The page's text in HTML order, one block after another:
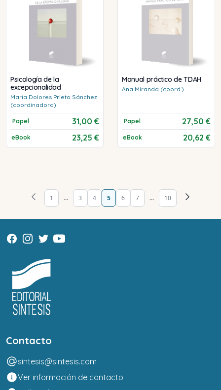
Psicología de la
excepcionalidad
María Dolores Prieto Sánchez
(coordinadora)
Papel 31,00 €
eBook 23,25 €
Manual práctico de TDAH
Ana Miranda (coord.)
Papel 27,50 €
eBook 20,62 €
1 ... 3 4 5 6 7 ... 10
Contacto
sintesis@sintesis.com
Ver información de contacto